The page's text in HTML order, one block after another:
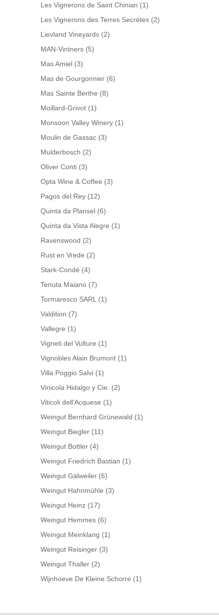
Les Vignerons de Saint Chinian (1)
Les Vignerons des Terres Secrètes (2)
Lievland Vineyards (2)
MAN-Vintners (5)
Mas Amiel (3)
Mas de Gourgonnier (6)
Mas Sainte Berthe (8)
Moillard-Grivot (1)
Monsoon Valley Winery (1)
Moulin de Gassac (3)
Mulderbosch (2)
Oliver Conti (3)
Opta Wine & Coffee (3)
Pagos del Rey (12)
Quinta da Plansel (6)
Quinta da Vista Alegre (1)
Ravenswood (2)
Rust en Vrede (2)
Stark-Condé (4)
Tenuta Maiano (7)
Tormaresco SARL(1)
Valdition (7)
Vallegre (1)
Vigneti del Vulture (1)
Vignobles Alain Brumont (1)
Villa Poggio Salvi (1)
Vinicola Hidalgo y Cie. (2)
Viticoli dell'Acquese (1)
Weingut Bernhard Grünewald (1)
Weingut Biegler (11)
Weingut Bottler (4)
Weingut Friedrich Bastian (1)
Weingut Gälweiler (6)
Weingut Hahnmühle (3)
Weingut Heinz (17)
Weingut Hemmes (6)
Weingut Meinklang (1)
Weingut Reisinger (3)
Weingut Thaller (2)
Wijnhoeve De Kleine Schorre (1)